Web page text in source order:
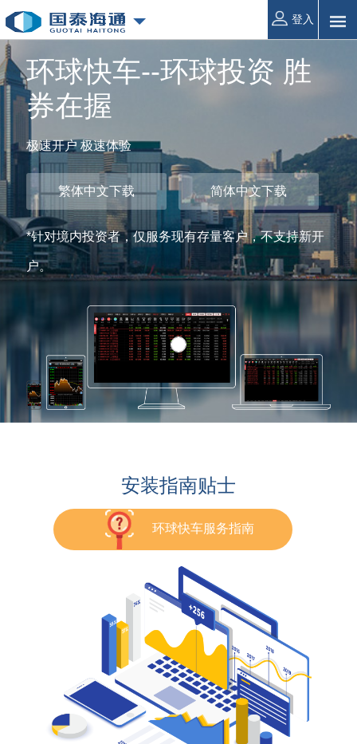
登入
环球快车--环球投资 胜
券在握
极速开户 极速体验
繁体中文下载 简体中文下载
*针对境内投资者，仅服务现有存量客户，不支持新开
户。
安装指南贴士
环球快车服务指南